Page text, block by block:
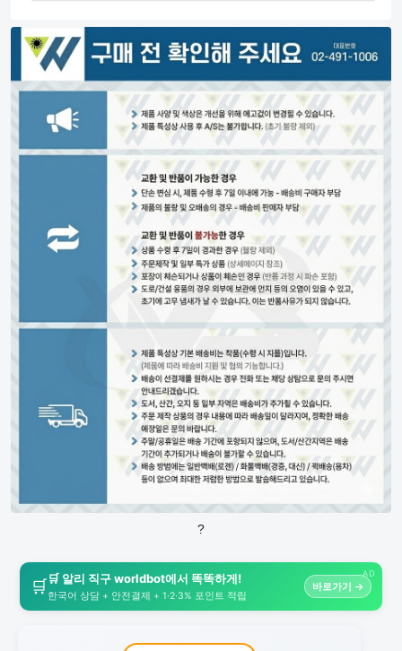
?
AD
🛒🛒 알리 직구 worldbot에서 똑똑하게!
한국어 상담 + 안전결제 + 1·2·3% 포인트 적립
바로가기 →